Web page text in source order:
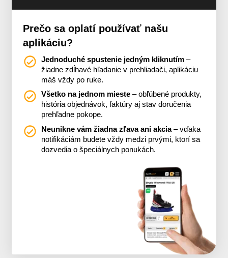
Prečo sa oplatí používať našu
aplikáciu?
Jednoduché spustenie jedným kliknutím –
žiadne zdĺhavé hľadanie v prehliadači, aplikáciu
máš vždy po ruke.
Všetko na jednom mieste – obľúbené produkty,
história objednávok, faktúry aj stav doručenia
prehľadne pokope.
Neunikne vám žiadna zľava ani akcia– vďaka
notifikáciám budete vždy medzi prvými, ktorí sa
dozvedia o špeciálnych ponukách.